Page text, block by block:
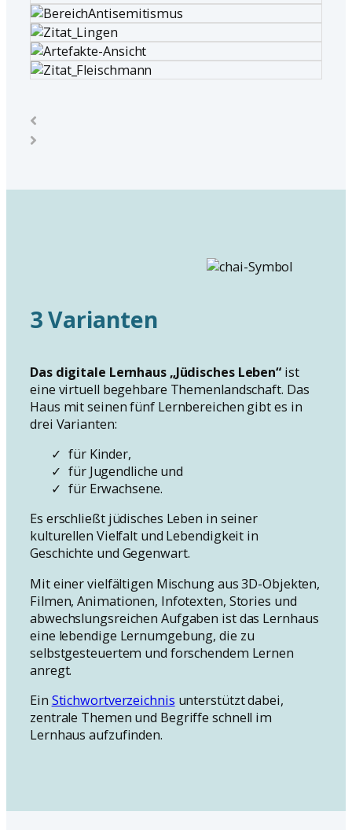
3 Varianten
Das digitale Lernhaus „Jüdisches Leben“ ist
eine virtuell begehbare Themenlandschaft. Das
Haus mit seinen fünf Lernbereichen gibt es in
drei Varianten:
für Kinder,
für Jugendliche und
für Erwachsene.
Es erschließt jüdisches Leben in seiner
kulturellen Vielfalt und Lebendigkeit in
Geschichte und Gegenwart.
Mit einer vielfältigen Mischung aus 3D-Objekten,
Filmen, Animationen, Infotexten, Stories und
abwechslungsreichen Aufgaben ist das Lernhaus
eine lebendige Lernumgebung, die zu
selbstgesteuertem und forschendem Lernen
anregt.
Ein Stichwortverzeichnis unterstützt dabei,
zentrale Themen und Begriffe schnell im
Lernhaus aufzufinden.